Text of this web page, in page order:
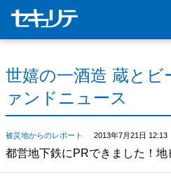
世嬉の一酒造 蔵と
ァンドニュース
被災地からのレポート 2013年7月21日 12:13
都営地下鉄にPRできました！地